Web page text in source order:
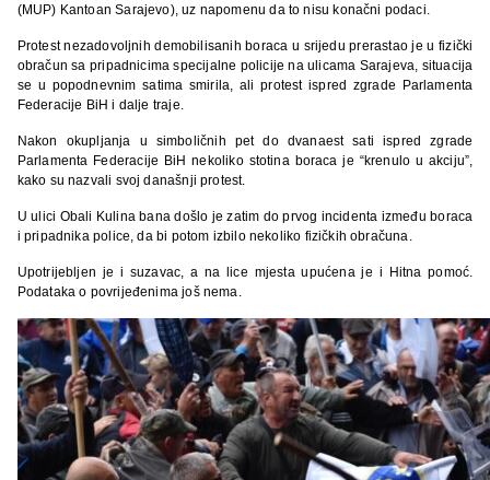
(MUP) Kantoan Sarajevo), uz napomenu da to nisu konačni podaci.
Protest nezadovoljnih demobilisanih boraca u srijedu prerastao je u fizički
obračun sa pripadnicima specijalne policije na ulicama Sarajeva, situacija
se u popodnevnim satima smirila, ali protest ispred zgrade Parlamenta
Federacije BiH i dalje traje.
Nakon okupljanja u simboličnih pet do dvanaest sati ispred zgrade
Parlamenta Federacije BiH nekoliko stotina boraca je “krenulo u akciju”,
kako su nazvali svoj današnji protest.
U ulici Obali Kulina bana došlo je zatim do prvog incidenta između boraca
i pripadnika police, da bi potom izbilo nekoliko fizičkih obračuna.
Upotrijebljen je i suzavac, a na lice mjesta upućena je i Hitna pomoć.
Podataka o povrijeđenima još nema.